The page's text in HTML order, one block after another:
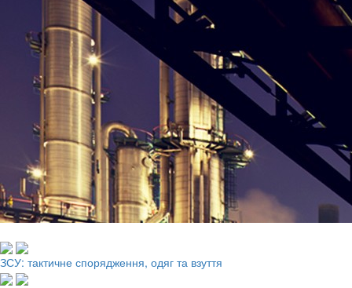
ЗСУ: тактичне спорядження, одяг та взуття